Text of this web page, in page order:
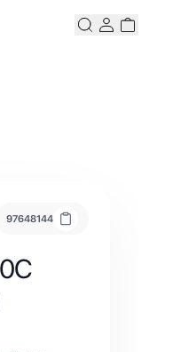
PretražiKorisnicki
97648144